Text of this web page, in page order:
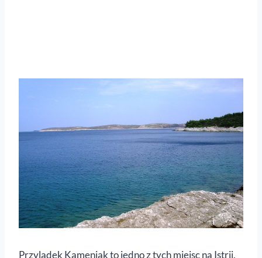
Przylądek Kamenjak to jedno z tych miejsc na Istrii,